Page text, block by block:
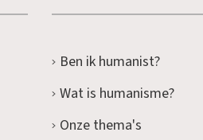
Ben ik humanist?
Wat is humanisme?
Onze thema's